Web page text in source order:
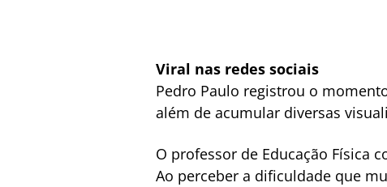
Viral nas redes sociais
Pedro Paulo registrou o
além de acumular diversas
O professor de Educação Física
Ao perceber a dificuldade que